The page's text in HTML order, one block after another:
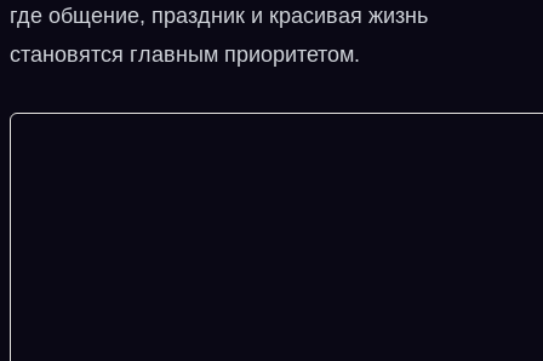
где общение, праздник и красивая жизнь
становятся главным приоритетом.